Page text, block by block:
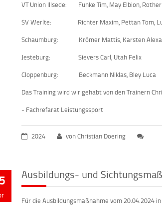
VT Union Illsede: Funke Tim, May Elbion,
SV Werlte: Richter Maxim, Pettan Tom,
Schaumburg: Krömer Mattis, Karsten
Jesteburg: Sievers Carl, Utah Felix
Cloppenburg: Beckmann Niklas, Bley Luca
Das Training wird wir gehabt von den Trainern
- Fachrefarat Leistungssport
2024 von Christian Doering
Ausbildungs- und
Für die Ausbildungsmaßnahme vom 20.04.2024